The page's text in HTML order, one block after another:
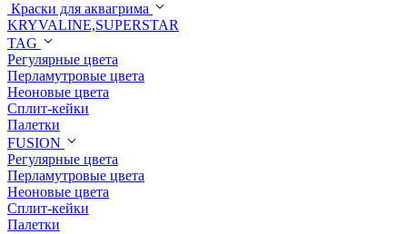
Краски для аквагрима
KRYVALINE,SUPERSTAR
TAG
Регулярные цвета
Перламутровые цвета
Неоновые цвета
Сплит-кейки
Палетки
FUSION
Регулярные цвета
Перламутровые цвета
Неоновые цвета
Сплит-кейки
Палетки